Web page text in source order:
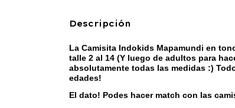
Descripción
La Camisita Indokids Mapamundi en
talle 2 al 14 (Y luego de adultos para
absolutamente todas las medidas :)
edades!
El dato! Podes hacer match con las